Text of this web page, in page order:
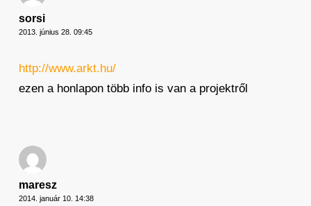
sorsi
2013. június 28. 09:45
http://www.arkt.hu/
ezen a honlapon több info is van a projektről
maresz
2014. január 10. 14:38